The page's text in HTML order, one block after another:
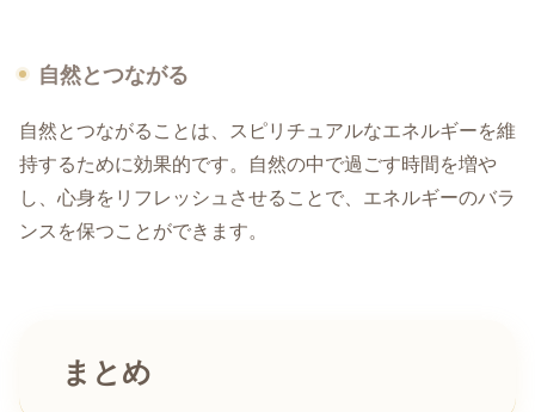
自然とつながる
自然とつながることは、スピリチュアルなエネルギーを維
持するために効果的です。自然の中で過ごす時間を増や
し、心身をリフレッシュさせることで、エネルギーのバラ
ンスを保つことができます。
まとめ